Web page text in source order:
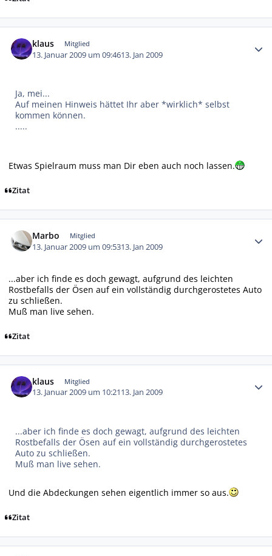
klaus Mitglied
13. Januar 2009 um 09:4613. Jan 2009
Ja, mei...
Auf meinen Hinweis hättet Ihr aber *wirklich* selbst
kommen können.
.....
Etwas Spielraum muss man Dir eben auch noch lassen.
Zitat
Marbo Mitglied
13. Januar 2009 um 09:5313. Jan 2009
...aber ich finde es doch gewagt, aufgrund des leichten
Rostbefalls der Ösen auf ein vollständig durchgerostetes Auto
zu schließen.
Muß man live sehen.
Zitat
klaus Mitglied
13. Januar 2009 um 10:2113. Jan 2009
...aber ich finde es doch gewagt, aufgrund des leichten
Rostbefalls der Ösen auf ein vollständig durchgerostetes
Auto zu schließen.
Muß man live sehen.
Und die Abdeckungen sehen eigentlich immer so aus.
Zitat